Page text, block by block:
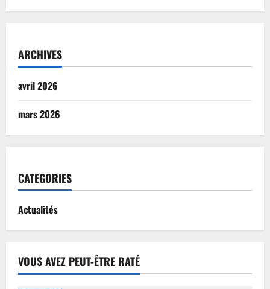
ARCHIVES
avril 2026
mars 2026
CATEGORIES
Actualités
VOUS AVEZ PEUT-ÊTRE RATÉ